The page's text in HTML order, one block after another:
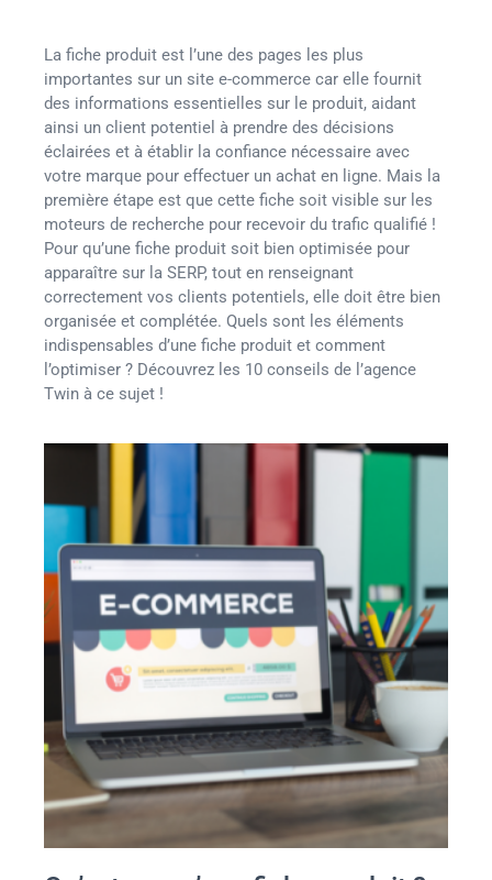
La fiche produit est l’une des pages les plus
importantes sur un site e-commerce car elle fournit
des informations essentielles sur le produit, aidant
ainsi un client potentiel à prendre des décisions
éclairées et à établir la confiance nécessaire avec
votre marque pour effectuer un achat en ligne. Mais la
première étape est que cette fiche soit visible sur les
moteurs de recherche pour recevoir du trafic qualifié !
Pour qu’une fiche produit soit bien optimisée pour
apparaître sur la SERP, tout en renseignant
correctement vos clients potentiels, elle doit être bien
organisée et complétée. Quels sont les éléments
indispensables d’une fiche produit et comment
l’optimiser ? Découvrez les 10 conseils de l’agence
Twin à ce sujet !